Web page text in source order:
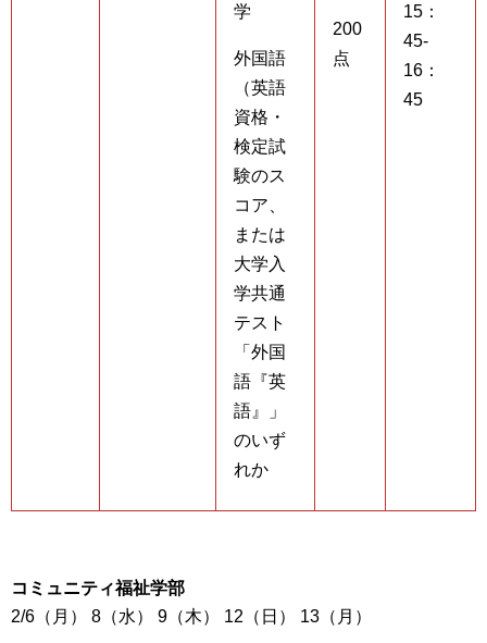
学
外国語
（英語
資格・
検定試
験のス
コア、
または
大学入
学共通
テスト
「外国
語『英
語』」
のいず
れか
200
点
15：
45-
16：
45
コミュニティ福祉学部
2/6（月） 8（水） 9（木） 12（日） 13（月）